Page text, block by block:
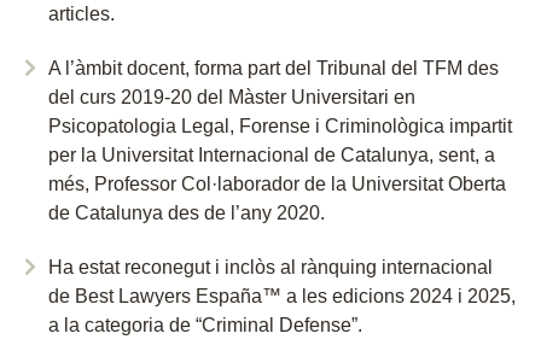
articles.
A l’àmbit docent, forma part del Tribunal del TFM des
del curs 2019-20 del Màster Universitari en
Psicopatologia Legal, Forense i Criminològica impartit
per la Universitat Internacional de Catalunya, sent, a
més, Professor Col·laborador de la Universitat Oberta
de Catalunya des de l’any 2020.
Ha estat reconegut i inclòs al rànquing internacional
de Best Lawyers España™ a les edicions 2024 i 2025,
a la categoria de “Criminal Defense”.